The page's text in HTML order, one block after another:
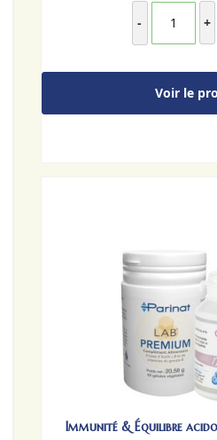
- +
Voir le
Immunité & Équilibre